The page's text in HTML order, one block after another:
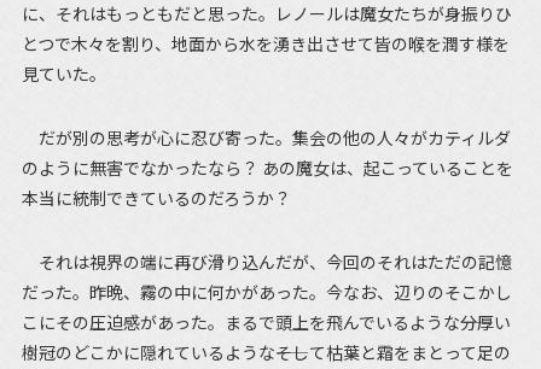
に、それはもっともだと思った。レノールは魔女たちが身振りひ
とつで木々を割り、地面から水を湧き出させて皆の喉を潤す様を
見ていた。
だが別の思考が心に忍び寄った。集会の他の人々がカティルダ
のように無害でなかったなら？ あの魔女は、起こっていることを
本当に統制できているのだろうか？
それは視界の端に再び滑り込んだが、今回のそれはただの記憶
だった。昨晩、霧の中に何かがあった。今なお、辺りのそこかし
こにその圧迫感があった。まるで頭上を飛んでいるような――分厚い
樹冠のどこかに隠れているような――そして枯葉と霜をまとって足の